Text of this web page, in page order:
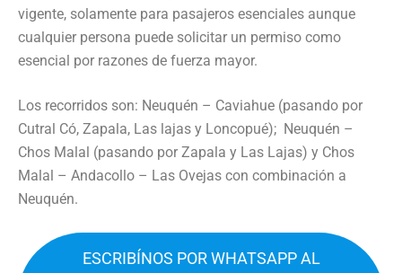
vigente, solamente para pasajeros esenciales aunque
cualquier persona puede solicitar un permiso como
esencial por razones de fuerza mayor.
Los recorridos son: Neuquén – Caviahue (pasando por
Cutral Có, Zapala, Las lajas y Loncopué); Neuquén –
Chos Malal (pasando por Zapala y Las Lajas) y Chos
Malal – Andacollo – Las Ovejas con combinación a
Neuquén.
ESCRIBÍNOS POR WHATSAPP AL